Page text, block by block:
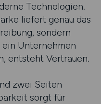
Technologien.
liefert genau das
sondern
ein Unternehmen
entsteht Vertrauen.
zwei Seiten
sorgt für